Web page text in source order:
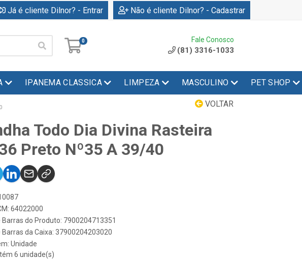
Já é cliente Dilnor? - Entrar Não é cliente Dilnor? - Cadastrar
0 Fale Conosco
(81) 3316-1033
IPANEMA CLASSICA LIMPEZA MASCULINO PET SHOP
VOLTAR
Todo Dia Divina Rasteira
Preto Nº35 A 39/40
64022000
Barras do Produto: 7900204713351
Barras da Caixa: 37900204203020
Unidade
6 unidade(s)